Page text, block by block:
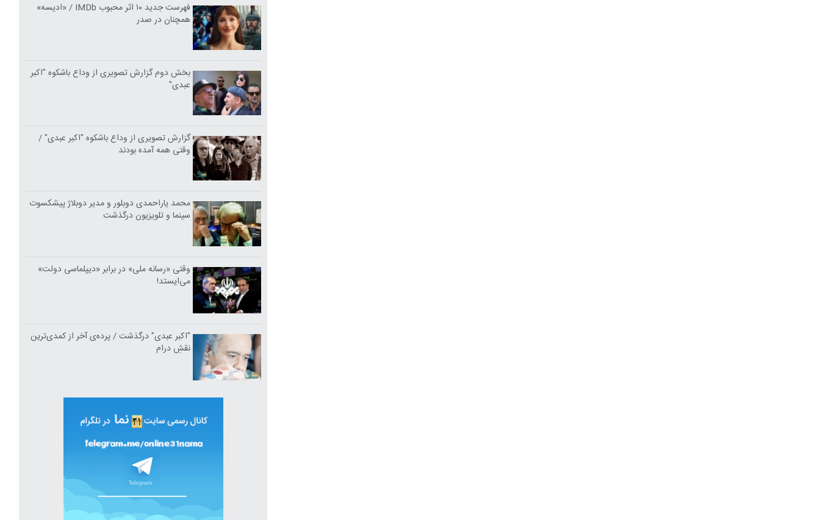
فهرست جدید ۱۰ اثر محبوب IMDb / «ادیسه»
همچنان در صدر
بخش دوم گزارش تصویری از وداع باشکوه "اکبر
عبدی"
گزارش تصویری از وداع باشکوه "اکبر عبدی" /
وقتی همه آمده بودند
محمد یاراحمدی دوبلور و مدیر دوبلاژ پیشکسوت
سینما و تلویزیون درگذشت
وقتی «رسانه ملی» در برابر «دیپلماسی دولت»
می‌ایستد!
"اکبر عبدی" درگذشت / پرده‌ی آخر از کمدی‌ترین
نقشِ درام